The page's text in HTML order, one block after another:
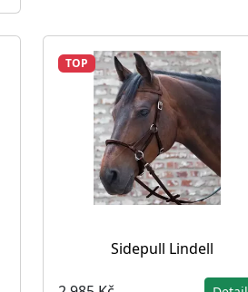
TOP
Sidepull Lindell